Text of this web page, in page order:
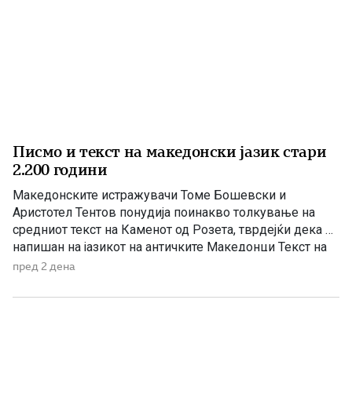
Писмо и текст на македонски јазик стари
2.200 години
Македонските истражувачи Томе Бошевски и
Аристотел Тентов понудија поинакво толкување на
средниот текст на Каменот од Розета, тврдејќи дека е
напишан на јазикот на античките Македонци Текст на
египетски камен во местото Розета е дешифриран
научници академик Томе Бошевски и проф. Аристотел
пред 2 дена